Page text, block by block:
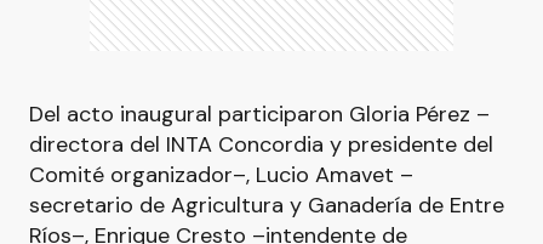
Del acto inaugural participaron Gloria Pérez –
directora del INTA Concordia y presidente del
Comité organizador–, Lucio Amavet –
secretario de Agricultura y Ganadería de Entre
Ríos–, Enrique Cresto –intendente de